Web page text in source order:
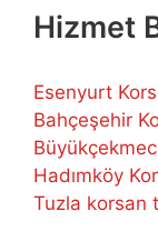
Hizmet
Esenyurt
Bahçeşehir
Hadımköy
Tuzla korsan